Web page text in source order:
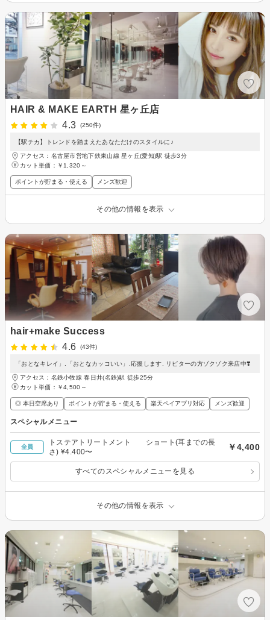
HAIR & MAKE EARTH 星ヶ丘店
4.3
(250件)
【駅チカ】トレンドを踏まえたあなただけのスタイルに♪
アクセス：名古屋市営地下鉄東山線 星ヶ丘(愛知)駅 徒歩3分
カット単価： ￥1,320～
ポイントが貯まる・使える メンズ歓迎
その他の情報を表示
hair+make Success
4.6
(43件)
「おとなキレイ」.「おとなカッコいい」.応援します. リピターの方ゾクゾク来店中❣️
アクセス：名鉄小牧線 春日井(名鉄)駅 徒歩25分
カット単価： ￥4,500～
◎ 本日空席あり ポイントが貯まる・使える 楽天ペイアプリ対応 メンズ歓迎
スペシャルメニュー
全員
トステアトリートメント ショート(耳までの長
さ) ¥4.400〜
￥4,400
すべてのスペシャルメニューを見る
その他の情報を表示